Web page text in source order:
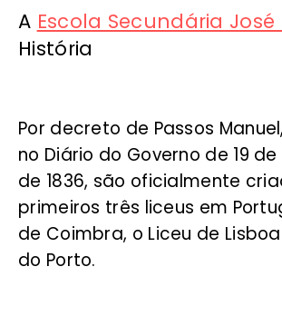
A Escola Secundária José
História
Por decreto de Passos
no Diário do Governo de 19
de 1836, são oficialmente
primeiros três liceus em
de Coimbra, o Liceu de
do Porto.